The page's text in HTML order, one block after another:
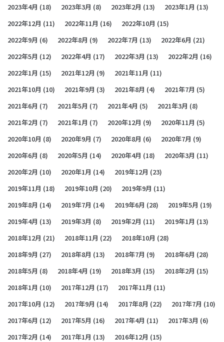
2023年4月 (18) 2023年3月 (8) 2023年2月 (13) 2023年1月 (13)
2022年12月 (11) 2022年11月 (16) 2022年10月 (15)
2022年9月 (6) 2022年8月 (9) 2022年7月 (13) 2022年6月 (21)
2022年5月 (12) 2022年4月 (17) 2022年3月 (13) 2022年2月 (16)
2022年1月 (15) 2021年12月 (9) 2021年11月 (11)
2021年10月 (10) 2021年9月 (3) 2021年8月 (4) 2021年7月 (5)
2021年6月 (7) 2021年5月 (7) 2021年4月 (5) 2021年3月 (8)
2021年2月 (7) 2021年1月 (7) 2020年12月 (9) 2020年11月 (5)
2020年10月 (8) 2020年9月 (7) 2020年8月 (6) 2020年7月 (9)
2020年6月 (8) 2020年5月 (14) 2020年4月 (18) 2020年3月 (11)
2020年2月 (10) 2020年1月 (14) 2019年12月 (23)
2019年11月 (18) 2019年10月 (20) 2019年9月 (11)
2019年8月 (14) 2019年7月 (14) 2019年6月 (28) 2019年5月 (19)
2019年4月 (13) 2019年3月 (8) 2019年2月 (11) 2019年1月 (13)
2018年12月 (21) 2018年11月 (22) 2018年10月 (28)
2018年9月 (27) 2018年8月 (13) 2018年7月 (9) 2018年6月 (28)
2018年5月 (8) 2018年4月 (19) 2018年3月 (15) 2018年2月 (15)
2018年1月 (10) 2017年12月 (17) 2017年11月 (11)
2017年10月 (12) 2017年9月 (14) 2017年8月 (22) 2017年7月 (10)
2017年6月 (12) 2017年5月 (16) 2017年4月 (11) 2017年3月 (6)
2017年2月 (14) 2017年1月 (13) 2016年12月 (15)